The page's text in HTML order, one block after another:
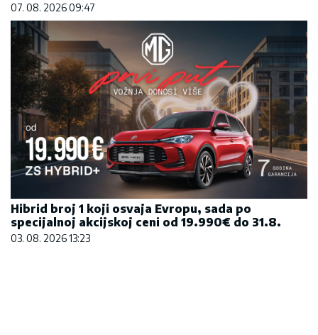
07. 08. 2026 09:47
Hibrid broj 1 koji osvaja Evropu, sada po
specijalnoj akcijskoj ceni od 19.990€ do 31.8.
03. 08. 2026 13:23